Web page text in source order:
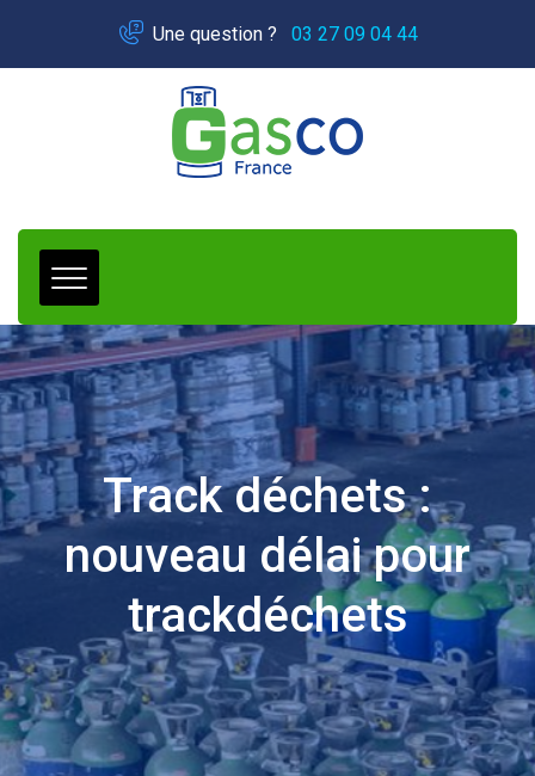
Une question ? 03 27 09 04 44
Track déchets :
nouveau délai pour
trackdéchets